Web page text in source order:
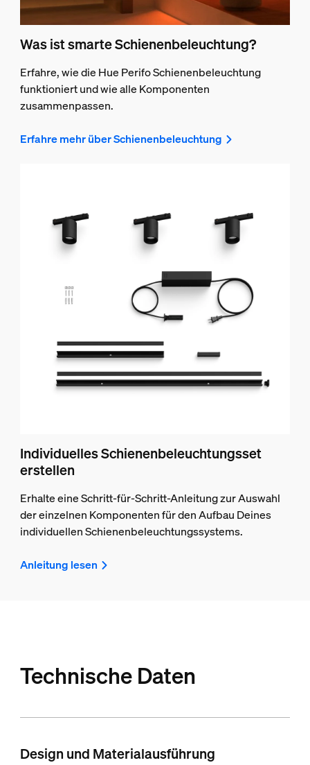
Was ist smarte Schienenbeleuchtung?
Erfahre, wie die Hue Perifo Schienenbeleuchtung
funktioniert und wie alle Komponenten
zusammenpassen.
Erfahre mehr über Schienenbeleuchtung
Individuelles Schienenbeleuchtungsset
erstellen
Erhalte eine Schritt-für-Schritt-Anleitung zur Auswahl
der einzelnen Komponenten für den Aufbau Deines
individuellen Schienenbeleuchtungssystems.
Anleitung lesen
Technische Daten
Design und Materialausführung